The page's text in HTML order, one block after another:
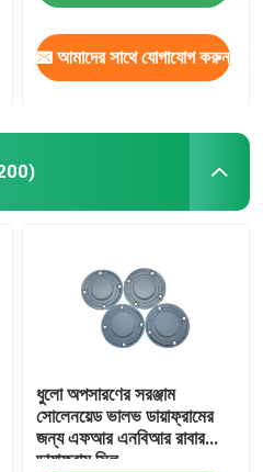
আমাদের সাথে যোগাযোগ করুন
ধুলো অপসারণের সরঞ্জাম
সোলেনয়েড ভালভ ডায়াফ্রামের
জন্য এফআর এনবিআর রাবার
ডায়াফ্রাম সিল